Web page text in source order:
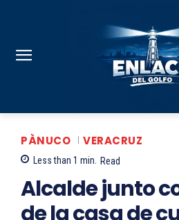
PÀNUCO VERACRUZ
Less than 1 min. Read
Alcalde junto
de la casa de